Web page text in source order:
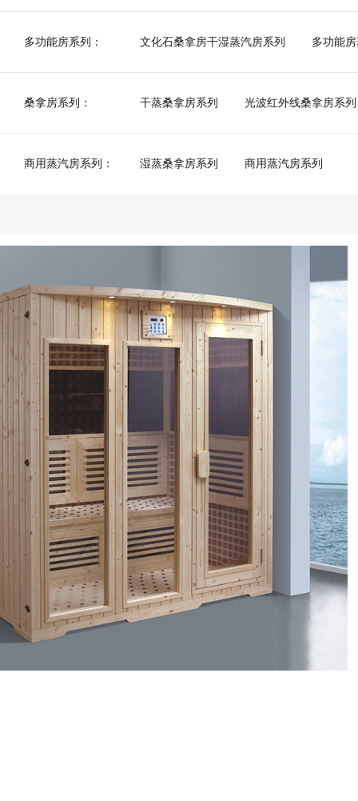
多功能房系列： 文化石桑拿房干湿蒸汽房系列 多功能
桑拿房系列： 干蒸桑拿房系列 光波红外线桑拿房系列
商用蒸汽房系列： 湿蒸桑拿房系列 商用蒸汽房系列